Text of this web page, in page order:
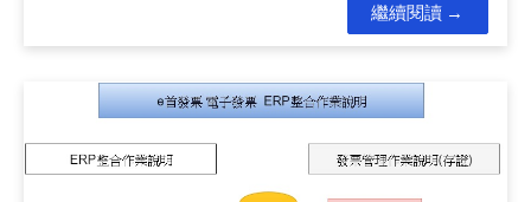
繼續閱讀